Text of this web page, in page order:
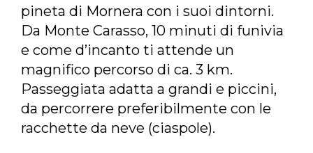
pineta di Mornera con i suoi dintorni.
Da Monte Carasso, 10 minuti di funivia
e come d’incanto ti attende un
magnifico percorso di ca. 3 km.
Passeggiata adatta a grandi e piccini,
da percorrere preferibilmente con le
racchette da neve (ciaspole).